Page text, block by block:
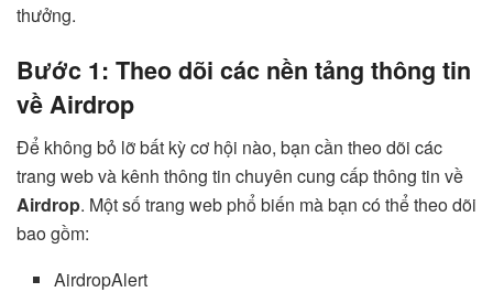
thưởng.
Bước 1: Theo dõi các nền tảng thông tin
về Airdrop
Để không bỏ lỡ bất kỳ cơ hội nào, bạn cần theo dõi các
trang web và kênh thông tin chuyên cung cấp thông tin về
Airdrop. Một số trang web phổ biến mà bạn có thể theo dõi
bao gồm:
AirdropAlert